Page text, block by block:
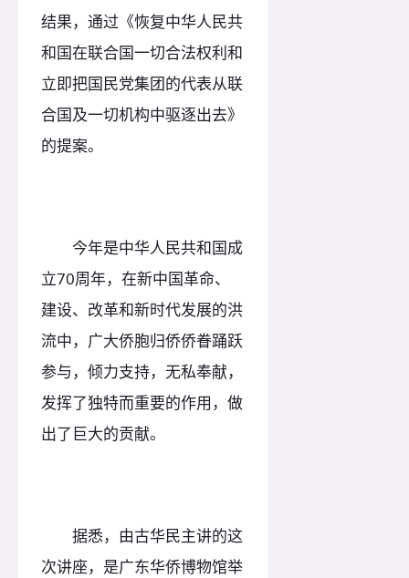
结果，通过《恢复中华人民共
和国在联合国一切合法权利和
立即把国民党集团的代表从联
合国及一切机构中驱逐出去》
的提案。
今年是中华人民共和国成
立70周年，在新中国革命、
建设、改革和新时代发展的洪
流中，广大侨胞归侨侨眷踊跃
参与，倾力支持，无私奉献，
发挥了独特而重要的作用，做
出了巨大的贡献。
据悉，由古华民主讲的这
次讲座，是广东华侨博物馆举